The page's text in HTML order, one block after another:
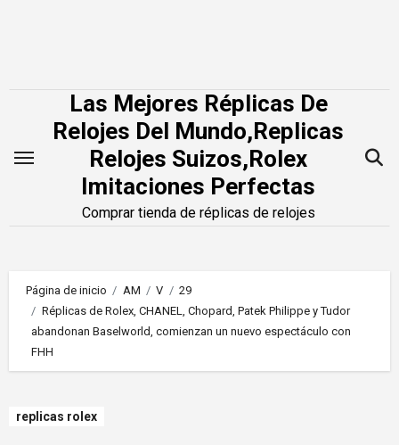
Las Mejores Réplicas De
Relojes Del Mundo,Replicas
Relojes Suizos,Rolex
Imitaciones Perfectas
Comprar tienda de réplicas de relojes
Página de inicio AM V
29
Réplicas de Rolex, CHANEL, Chopard, Patek Philippe y Tudor
abandonan Baselworld, comienzan un nuevo espectáculo con
FHH
replicas rolex